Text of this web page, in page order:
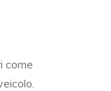
come